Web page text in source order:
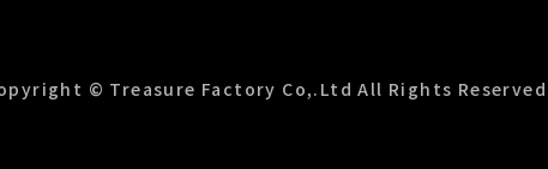
© Treasure Factory Co,.Ltd All Rights